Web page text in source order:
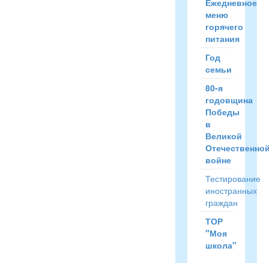
Ежедневное
меню
горячего
питания
Год
семьи
80-я
годовщина
Победы
в
Великой
войне
Тестирование
иностранных
граждан
ТОР
"Моя
школа"